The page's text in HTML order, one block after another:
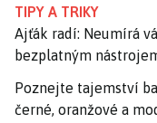
TIPY A TRIKY
Ajťák radí: Neumírá
bezplatným
Poznejte tajemství
černé, oranžové a